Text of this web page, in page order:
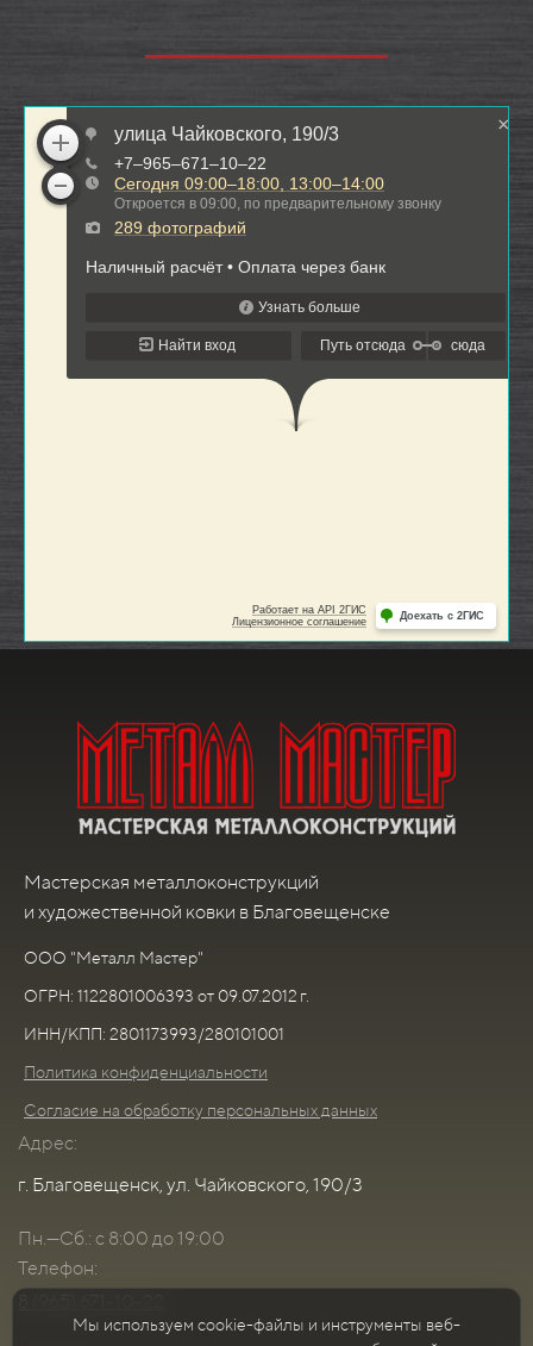
Мастерская металлоконструкций
и художественной ковки в Благовещенске
ООО "Металл Мастер"
ОГРН: 1122801006393 от 09.07.2012 г.
ИНН/КПП: 2801173993/280101001
Политика конфиденциальности
Согласие на обработку персональных данных
Адрес:
г. Благовещенск, ул. Чайковского, 190/3
Пн.—Сб.: с 8:00 до 19:00
Телефон:
Мы используем cookie-файлы и инструменты веб-